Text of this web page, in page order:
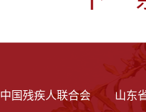
中国残疾人联合会 山东